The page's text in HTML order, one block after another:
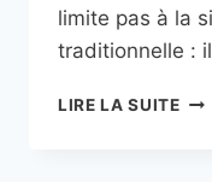
limite pas à la
traditionnelle :
LIRE LA SUITE